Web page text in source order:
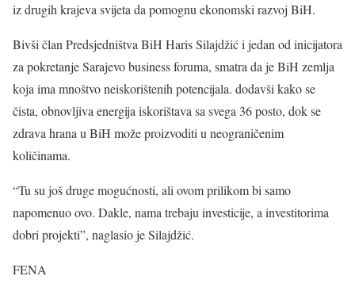
iz drugih krajeva svijeta da pomognu ekonomski razvoj BiH.
Bivši član Predsjedništva BiH Haris Silajdžić i jedan od inicijatora
za pokretanje Sarajevo business foruma, smatra da je BiH zemlja
koja ima mnoštvo neiskorištenih potencijala. dodavši kako se
čista, obnovljiva energija iskorištava sa svega 36 posto, dok se
zdrava hrana u BiH može proizvoditi u neograničenim
količinama.
“Tu su još druge mogućnosti, ali ovom prilikom bi samo
napomenuo ovo. Dakle, nama trebaju investicije, a investitorima
dobri projekti”, naglasio je Silajdžić.
FENA